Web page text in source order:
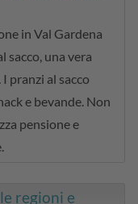
in Val Gardena
sacco, una vera
pranzi al sacco
e bevande. Non
pensione e
regioni e